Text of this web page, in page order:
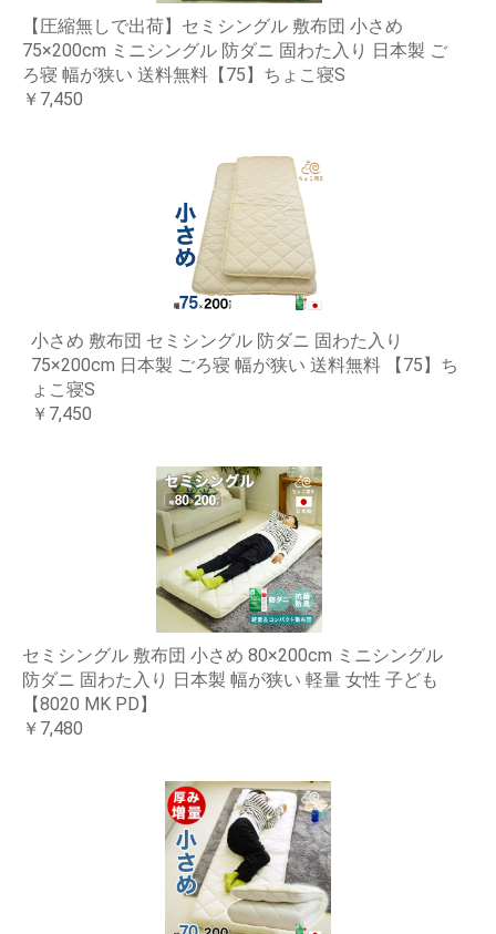
【圧縮無しで出荷】セミシングル 敷布団 小さめ
75×200cm ミニシングル 防ダニ 固わた入り 日本製 ご
ろ寝 幅が狭い 送料無料【75】ちょこ寝S
￥7,450
小さめ 敷布団 セミシングル 防ダニ 固わた入り
75×200cm 日本製 ごろ寝 幅が狭い 送料無料 【75】ち
ょこ寝S
￥7,450
セミシングル 敷布団 小さめ 80×200cm ミニシングル
防ダニ 固わた入り 日本製 幅が狭い 軽量 女性 子ども
【8020 MK PD】
￥7,480